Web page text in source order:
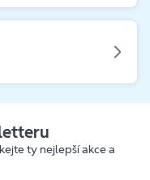
ty nejlepší akce a